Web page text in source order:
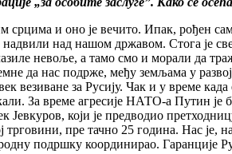
и оно је вечито. Ипак, рођен
надвили над нашом државом. Стога је
невоље, а тамо смо и морали да
да нас подрже, међу земљама у
везиване за Русију. Чак и у време
За време агресије НАТО-а Путин
који је предводио
пре тачно 25 година. Нас је,
подршку координирао. Гаранције